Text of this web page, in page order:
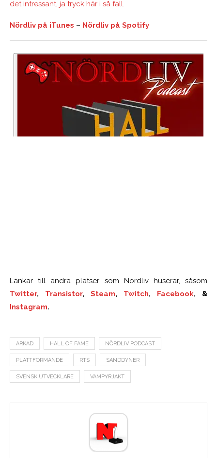
det intressant, ja tryck här i så fall.
Nördliv på iTunes – Nördliv på Spotify
Länkar till andra platser som Nördliv huserar, såsom
Twitter, Transistor, Steam, Twitch, Facebook, &
Instagram.
ARKAD HALL OF FAME NÖRDLIV PODCAST
PLATTFORMANDE RTS SANDDYNER
SVENSK UTVECKLARE VAMPYRJAKT